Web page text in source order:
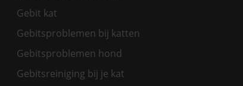
Gebit kat
Gebitsproblemen bij katten
Gebitsproblemen hond
Gebitsreiniging bij je kat